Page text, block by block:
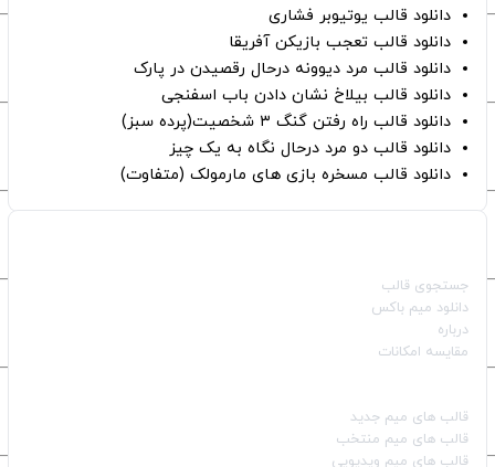
دانلود قالب یوتیوبر فشاری
دانلود قالب تعجب بازیکن آفریقا
دانلود قالب مرد دیوونه درحال رقصیدن در پارک
دانلود قالب بیلاخ نشان دادن باب اسفنجی
دانلود قالب راه رفتن گنگ ۳ شخصیت(پرده سبز)
دانلود قالب دو مرد درحال نگاه به یک چیز
دانلود قالب مسخره بازی های مارمولک (متفاوت)
جستجوی قالب
دانلود میم باکس
درباره
مقایسه امکانات
قالب‌ های میم جدید
قالب‌ های میم منتخب
قالب‌ های میم ویدیویی